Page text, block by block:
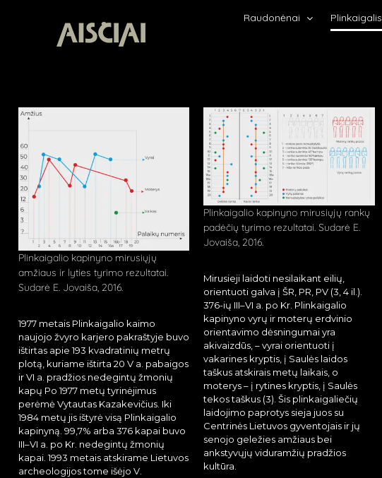
Raudonėnai Plinkaigalis
Plinkaigalio kapinyno mirusiųjų
amžiaus ir lyties tyrimo rezultatai.
Sudarė E. Jovaiša, 2016.
1977 metais Plinkaigalio kaimo
naujojo žvyro karjero pakraštyje buvo
ištirtas apie 193 kvadratinių metrų
plotą, kuriame ištirta 20 V a. pabaigos
ir VI a. pradžios nedegintų žmonių
kapų Po 1977 metų tyrinėjimus
perėmė Vytautas Kazakevičius. Iki
1984 metų jis ištyrė visą Plinkaigalio
kapinyną. 99,7% arba 376 kapai buvo
III–VI a. po Kr. nedegintų žmonių
kapai. 1993 metais atskirame Lietuvos
archeologijos tome išėjo V.
Plinkaigalio kapinyno mirusiųjų rankų
padėčių tyrimo rezultatai. Sudarė E.
Jovaiša, 2016.
Mirusieji laidoti nesilaikant eilių,
orientuoti galva į ŠR, PR, PV (3, 4 il.).
376-ių III–VI a. po Kr. Plinkaigalio
kapinyno vyrų ir moterų erdvinio
orientavimo dėsningumai yra
akivaizdūs, – vyrai orientuoti į
vakarines kryptis, į Saulės laidos
taškus atskirais metų laikais, o
moterys – į rytines kryptis, į Saulės
tekos taškus (3). Šis plinkaigaliečių
laidojimo paprotys sieja juos su
Centrinės Lietuvos gyventojais ir jų
senojo geležies amžiaus bei
ankstyvųjų viduramžių pradžios
kultūra.